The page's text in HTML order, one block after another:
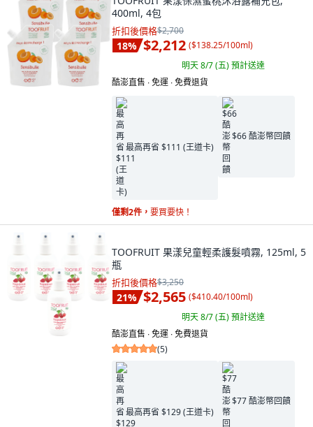
400ml, 4包
折扣後價格$2,700
18% $2,212 ($138.25/100ml)
明天 8/7 (五)預計送達
酷澎直售 ∙ 免運 ∙ 免費退貨
最高再省 $111 (王道卡)
$66 酷澎幣回饋
僅剩2件， 要買要快！
TOOFRUIT 果漾兒童輕柔護髮噴霧, 125ml, 5
瓶
折扣後價格$3,250
21% $2,565 ($410.40/100ml)
明天 8/7 (五)預計送達
酷澎直售 ∙ 免運 ∙ 免費退貨
(5)
最高再省 $129 (王道卡)
$77 酷澎幣回饋